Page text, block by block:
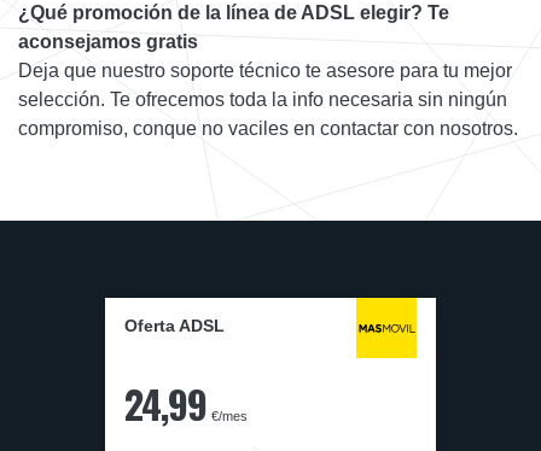
¿Qué promoción de la línea de ADSL elegir? Te
aconsejamos gratis
Deja que nuestro soporte técnico te asesore para tu mejor
selección. Te ofrecemos toda la info necesaria sin ningún
compromiso, conque no vaciles en contactar con nosotros.
Oferta ADSL
24,99 €/mes